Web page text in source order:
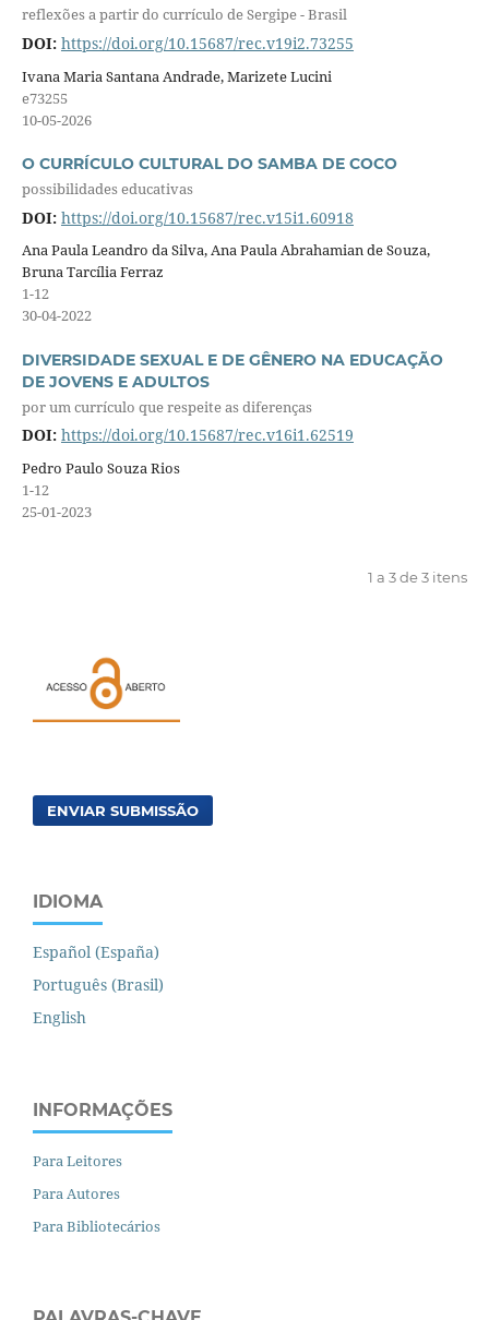
reflexões a partir do currículo de Sergipe - Brasil
DOI: https://doi.org/10.15687/rec.v19i2.73255
Ivana Maria Santana Andrade, Marizete Lucini
e73255
10-05-2026
O CURRÍCULO CULTURAL DO SAMBA DE COCO
possibilidades educativas
DOI: https://doi.org/10.15687/rec.v15i1.60918
Ana Paula Leandro da Silva, Ana Paula Abrahamian de Souza,
Bruna Tarcília Ferraz
1-12
30-04-2022
DIVERSIDADE SEXUAL E DE GÊNERO NA EDUCAÇÃO
DE JOVENS E ADULTOS
por um currículo que respeite as diferenças
DOI: https://doi.org/10.15687/rec.v16i1.62519
Pedro Paulo Souza Rios
1-12
25-01-2023
1 a 3 de 3 itens
ENVIAR SUBMISSÃO
IDIOMA
Español (España)
Português (Brasil)
English
INFORMAÇÕES
Para Leitores
Para Autores
Para Bibliotecários